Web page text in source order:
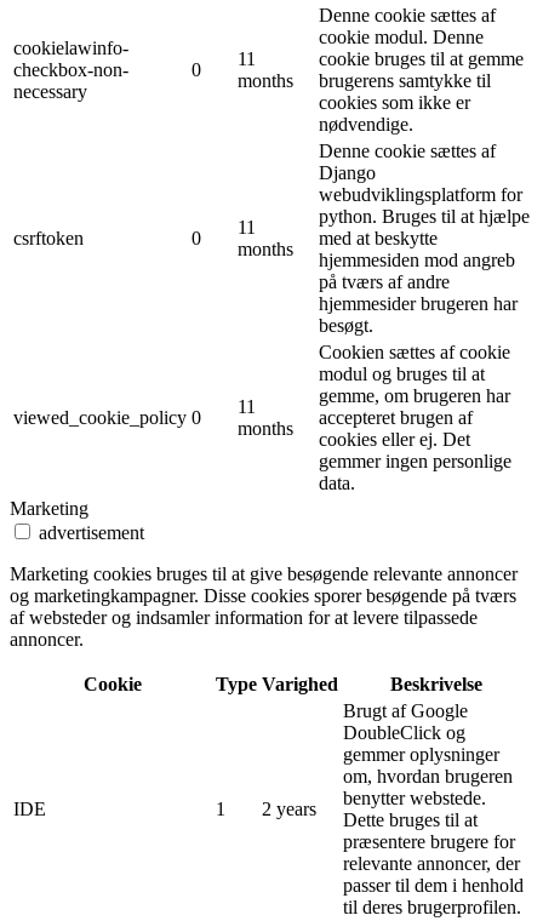
cookielawinfo-
checkbox-non-
necessary
0
11
months
Denne cookie sættes af
cookie modul. Denne
cookie bruges til at gemme
brugerens samtykke til
cookies som ikke er
nødvendige.
csrftoken 0
11
months
Denne cookie sættes af
Django
webudviklingsplatform for
python. Bruges til at hjælpe
med at beskytte
hjemmesiden mod angreb
på tværs af andre
hjemmesider brugeren har
besøgt.
viewed_cookie_policy 0
11
months
Cookien sættes af cookie
modul og bruges til at
gemme, om brugeren har
accepteret brugen af ​​
cookies eller ej. Det
gemmer ingen personlige
data.
Marketing
advertisement
Marketing cookies bruges til at give besøgende relevante annoncer
og marketingkampagner. Disse cookies sporer besøgende på tværs
af websteder og indsamler information for at levere tilpassede
annoncer.
Cookie Type Varighed Beskrivelse
IDE 1 2 years
Brugt af Google
DoubleClick og
gemmer oplysninger
om, hvordan brugeren
benytter webstede.
Dette bruges til at
præsentere brugere for
relevante annoncer, der
passer til dem i henhold
til deres brugerprofilen.